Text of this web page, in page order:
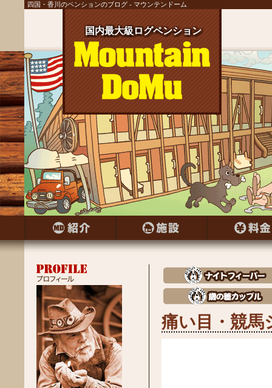
四国・香川のペンションのブログ - マウンテンドーム
国内最大級ログペンション
国内最大級ログペンション
国内最大級ログペンション
国内最大級ログペンション
国内最大級ログペンション
国内最大級ログペンション
国内最大級ログペンション
国内最大級ログペンション
国内最大級ログペンション
国内最大級ログペンション
国内最大級ログペンション
国内最大級ログペンション
国内最大級ログペンション
国内最大級ログペンション
国内最大級ログペンション
国内最大級ログペンション
国内最大級ログペンション
国内最大級ログペンション
国内最大級ログペンション
国内最大級ログペンション
国内最大級ログペンション
国内最大級ログペンション
国内最大級ログペンション
国内最大級ログペンション
国内最大級ログペンション
痛い目・競馬